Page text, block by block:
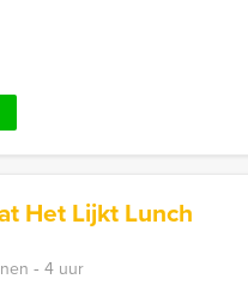
Het Lijkt Lunch
‐ 4 uur